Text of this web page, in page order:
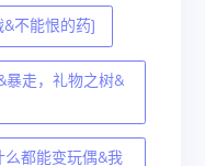
不能恨的药]
走，礼物之树&
都能变玩偶&我